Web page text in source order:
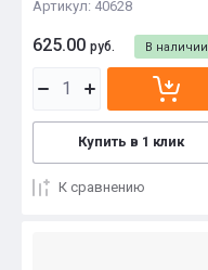
Артикул: 40628
В наличии
625.00 руб.
Купить в 1 клик
К сравнению